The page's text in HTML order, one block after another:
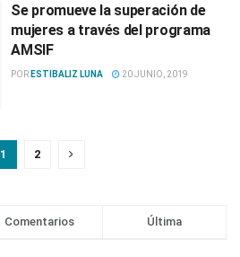
Se promueve la superación de
mujeres a través del programa
AMSIF
POR ESTIBALIZ LUNA 20 JUNIO, 2019
1 2
Comentarios Última